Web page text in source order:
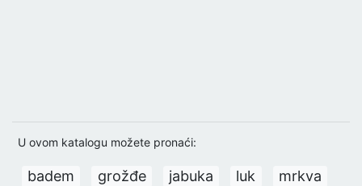
U ovom katalogu možete pronaći:
badem grožđe jabuka luk
mrkva